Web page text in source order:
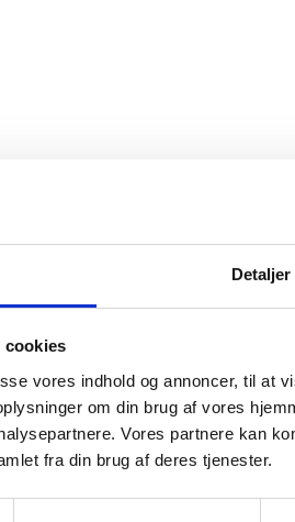
Detaljer
cookies
vores indhold og annoncer, til at
om din brug af vores
Vores partnere kan
fra din brug af deres tjenester.